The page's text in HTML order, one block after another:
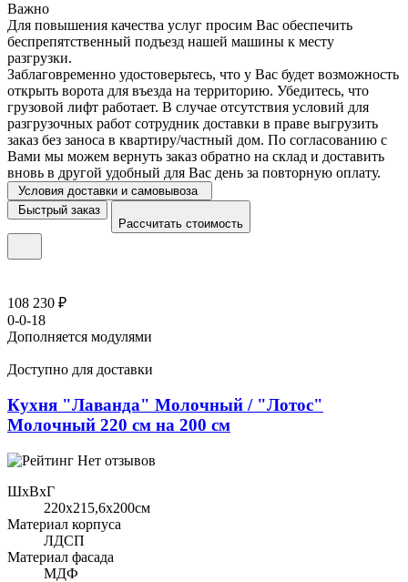
Важно
Для повышения качества услуг просим Вас обеспечить
беспрепятственный подъезд нашей машины к месту
разгрузки.
Заблаговременно удостоверьтесь, что у Вас будет возможность
открыть ворота для въезда на территорию. Убедитесь, что
грузовой лифт работает. В случае отсутствия условий для
разгрузочных работ сотрудник доставки в праве выгрузить
заказ без заноса в квартиру/частный дом. По согласованию с
Вами мы можем вернуть заказ обратно на склад и доставить
вновь в другой удобный для Вас день за повторную оплату.
Условия доставки и самовывоза
Быстрый заказ
Рассчитать стоимость
108 230 ₽
0-0-18
Дополняется модулями
Доступно для доставки
Кухня "Лаванда" Молочный / "Лотос"
Молочный 220 см на 200 см
Нет отзывов
ШхВхГ
220x215,6х200см
Материал корпуса
ЛДСП
Материал фасада
МДФ